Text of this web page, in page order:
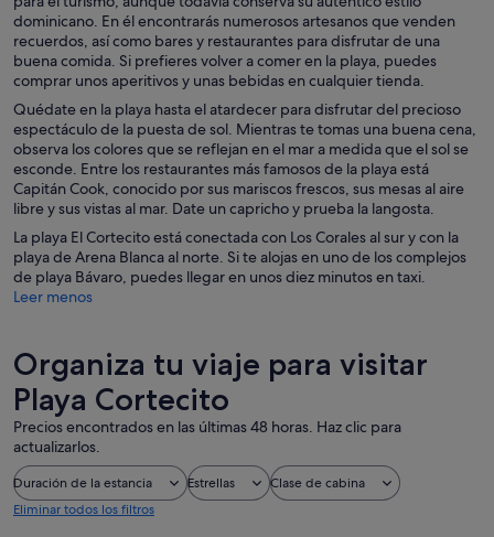
dominicano. En él encontrarás numerosos artesanos que venden
recuerdos, así como bares y restaurantes para disfrutar de una
buena comida. Si prefieres volver a comer en la playa, puedes
comprar unos aperitivos y unas bebidas en cualquier tienda.
Quédate en la playa hasta el atardecer para disfrutar del precioso
espectáculo de la puesta de sol. Mientras te tomas una buena cena,
observa los colores que se reflejan en el mar a medida que el sol se
esconde. Entre los restaurantes más famosos de la playa está
Capitán Cook, conocido por sus mariscos frescos, sus mesas al aire
libre y sus vistas al mar. Date un capricho y prueba la langosta.
La playa El Cortecito está conectada con Los Corales al sur y con la
playa de Arena Blanca al norte. Si te alojas en uno de los complejos
de playa Bávaro, puedes llegar en unos diez minutos en taxi.
Leer menos
Organiza tu viaje para visitar
Playa Cortecito
Precios encontrados en las últimas 48 horas. Haz clic para
actualizarlos.
Duración de la estancia Estrellas
Clase de cabina
Eliminar todos los filtros